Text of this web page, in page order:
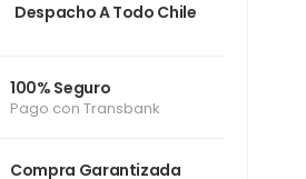
Despacho A Todo Chile
100% Seguro
Pago con Transbank
Compra Garantizada